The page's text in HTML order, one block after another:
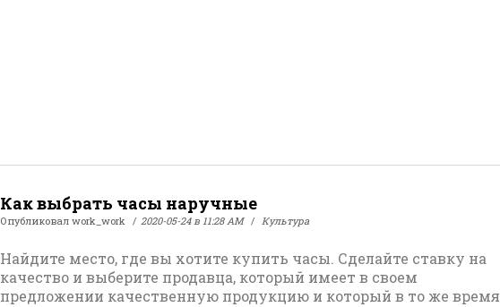
Как выбрать часы наручные
Опубликовал work_work 2020-05-24 в 11:28 AM Культура
Найдите место, где вы хотите купить часы. Сделайте ставку на
качество и выберите продавца, который имеет в своем
предложении качественную продукцию и который в то же время